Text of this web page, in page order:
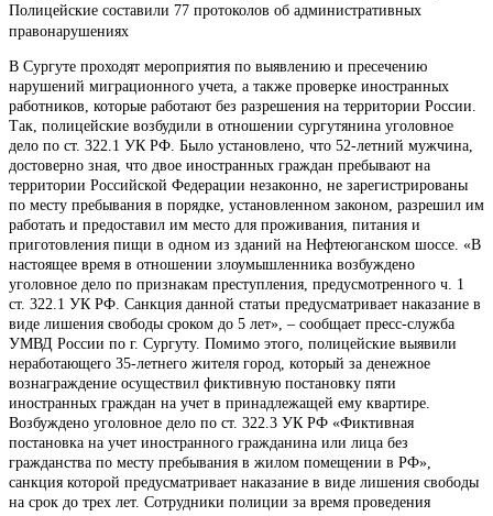
Полицейские составили 77 протоколов об административных
правонарушениях
В Сургуте проходят мероприятия по выявлению и пресечению
нарушений миграционного учета, а также проверке иностранных
работников, которые работают без разрешения на территории России.
Так, полицейские возбудили в отношении сургутянина уголовное
дело по ст. 322.1 УК РФ. Было установлено, что 52-летний мужчина,
достоверно зная, что двое иностранных граждан пребывают на
территории Российской Федерации незаконно, не зарегистрированы
по месту пребывания в порядке, установленном законом, разрешил им
работать и предоставил им место для проживания, питания и
приготовления пищи в одном из зданий на Нефтеюганском шоссе. «В
настоящее время в отношении злоумышленника возбуждено
уголовное дело по признакам преступления, предусмотренного ч. 1
ст. 322.1 УК РФ. Санкция данной статьи предусматривает наказание в
виде лишения свободы сроком до 5 лет», – сообщает пресс-служба
УМВД России по г. Сургуту. Помимо этого, полицейские выявили
неработающего 35-летнего жителя город, который за денежное
вознаграждение осуществил фиктивную постановку пяти
иностранных граждан на учет в принадлежащей ему квартире.
Возбуждено уголовное дело по ст. 322.3 УК РФ «Фиктивная
постановка на учет иностранного гражданина или лица без
гражданства по месту пребывания в жилом помещении в РФ»,
санкция которой предусматривает наказание в виде лишения свободы
на срок до трех лет. Сотрудники полиции за время проведения